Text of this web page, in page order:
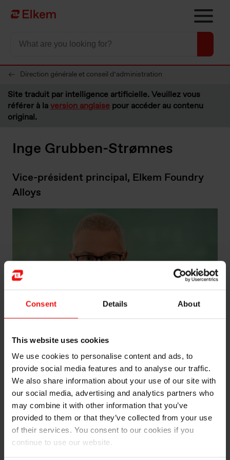
Consent Details About
This website uses cookies
We use cookies to personalise content and ads, to
provide social media features and to analyse our traffic.
We also share information about your use of our site with
our social media, advertising and analytics partners who
may combine it with other information that you’ve
provided to them or that they’ve collected from your use
of their services. You consent to our cookies if you
continue to use our website.
Skip to main content
Vers la page d'accueil
Direction générale et conseil d’administration
Site traduit par intelligence artificielle. Veuillez vous
référer à laversion anglaise pour accéder au contenu
original.
Inge Grubben-Strømnes
Vice-président principal, Elkem Foundry
Alloys
Inge Grubben-Strømnes (né en 1974) a été nommé
vice-président senior d’Elkem Foundry Alloys Products
en avril 2026.
Avant cela, il a été vice-président senior d’Elkem
Silicon Products (2020-2026), vice-président senior
d’Elkem Carbon Solutions (2018-2020) et vice-
président senior du développement commercial chez